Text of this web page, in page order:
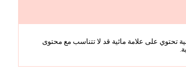
تحتوي على علامة مائية قد لا تتناسب مع محتوى